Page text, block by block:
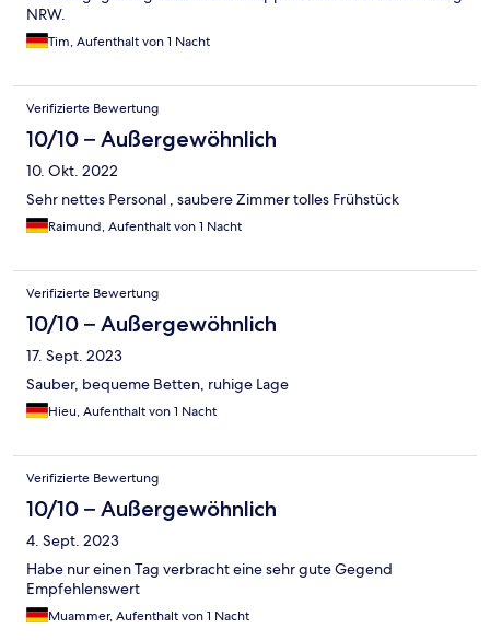
NRW.
Tim, Aufenthalt von 1 Nacht
Verifizierte Bewertung
10/10 – Außergewöhnlich
10. Okt. 2022
Sehr nettes Personal , saubere Zimmer tolles Frühstück
Raimund, Aufenthalt von 1 Nacht
Verifizierte Bewertung
10/10 – Außergewöhnlich
17. Sept. 2023
Sauber, bequeme Betten, ruhige Lage
Hieu, Aufenthalt von 1 Nacht
Verifizierte Bewertung
10/10 – Außergewöhnlich
4. Sept. 2023
Habe nur einen Tag verbracht eine sehr gute Gegend
Empfehlenswert
Muammer, Aufenthalt von 1 Nacht